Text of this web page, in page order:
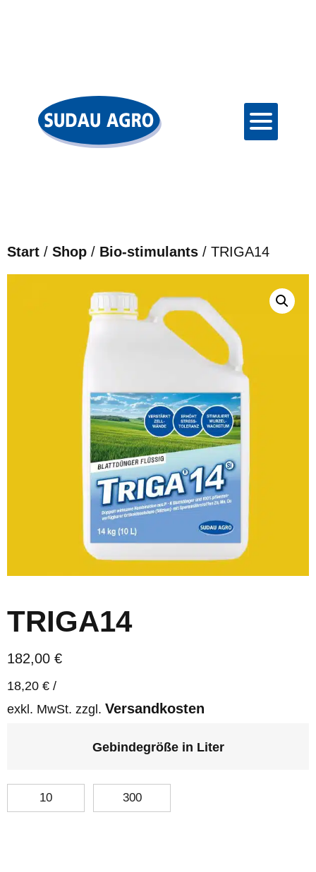
Start / Shop / Bio-stimulants / TRIGA14
TRIGA14
182,00 €
18,20 € /
exkl. MwSt. zzgl. Versandkosten
Gebindegröße in Liter
10 300